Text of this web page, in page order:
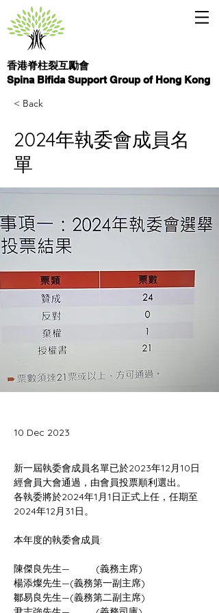
香港脊柱裂互勵會
Spina Bifida Support Group of Hong Kong
< Back
2024年執委會成員名
單
10 Dec 2023
新一屆執委會成員名單已於2023年12月10日
經會員大會通過，由會員投票順利選出。
各執委將於2024年1月1日正式上任，任期至
2024年12月31日。
本年度的執委會成員:
陳傑良先生—	(義務主席)
楊添燦先生—(義務第一副主席)
鄒易良先生—(義務第二副主席)